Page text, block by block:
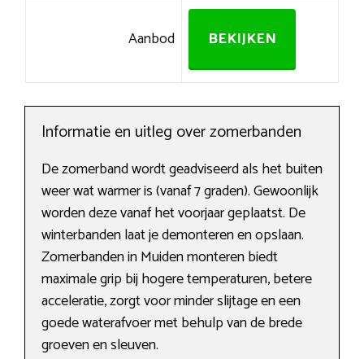
Aanbod BEKIJKEN
Informatie en uitleg over zomerbanden
De zomerband wordt geadviseerd als het buiten
weer wat warmer is (vanaf 7 graden). Gewoonlijk
worden deze vanaf het voorjaar geplaatst. De
winterbanden laat je demonteren en opslaan.
Zomerbanden in Muiden monteren biedt
maximale grip bij hogere temperaturen, betere
acceleratie, zorgt voor minder slijtage en een
goede waterafvoer met behulp van de brede
groeven en sleuven.